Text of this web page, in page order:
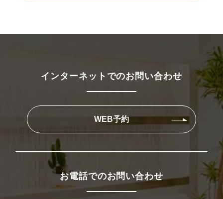
インターネットでのお問い合わせ
WEB予約
お電話でのお問い合わせ